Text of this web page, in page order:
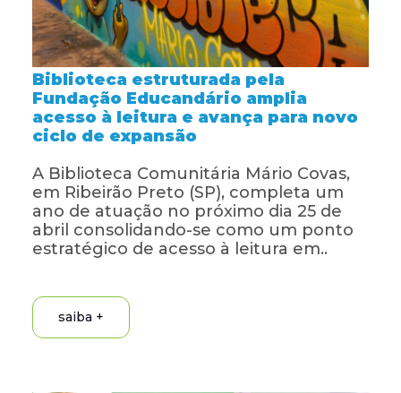
Biblioteca estruturada pela
Fundação Educandário amplia
acesso à leitura e avança para novo
ciclo de expansão
A Biblioteca Comunitária Mário Covas,
em Ribeirão Preto (SP), completa um
ano de atuação no próximo dia 25 de
abril consolidando-se como um ponto
estratégico de acesso à leitura em..
saiba +